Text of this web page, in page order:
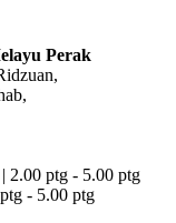
Perak
2.00 ptg - 5.00 ptg
- 5.00 ptg